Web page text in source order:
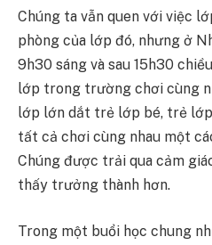
Chúng ta vẫn quen với việc
phòng của lớp đó, nhưng ở
9h30 sáng và sau 15h30
lớp trong trường chơi cùng
lớp lớn dắt trẻ lớp bé, trẻ
tất cả chơi cùng nhau một
Chúng được trải qua cảm
thấy trưởng thành hơn.
Trong một buổi học chung